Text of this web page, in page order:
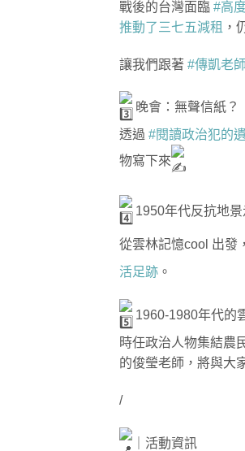
戰後的台灣面臨 #高
推動了三七五減租 ，
讓我們跟著 #傳凱老
晚會：無聲信紙？
透過 #閱讀政治犯的
物寫下來
1950年代反抗地景
從雲林記憶cool 出發
活足跡 。
1960-1980年代的
時任政治人物集結農
的俊瑩老師，將與大
/
｜活動資訊